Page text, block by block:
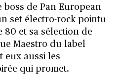
boss de Pan European
set électro-rock pointu
80 et sa sélection de
Maestro du label
eux aussi les
qui promet.